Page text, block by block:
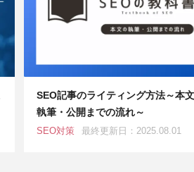
SEO記事のライティング方法～本
執筆・公開までの流れ～
SEO対策 最終更新日：2025.08.01